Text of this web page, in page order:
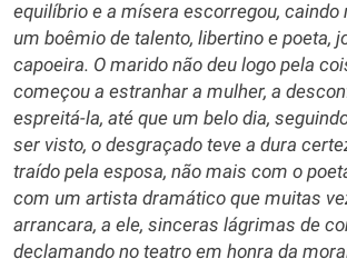
equilíbrio e a mísera escorregou, caindo
um boêmio de talento, libertino e poeta,
capoeira. O marido não deu logo pela
começou a estranhar a mulher, a
espreitá-la, até que um belo dia,
ser visto, o desgraçado teve a dura
traído pela esposa, não mais com o
com um artista dramático que muitas
arrancara, a ele, sinceras lágrimas de
declamando no teatro em honra da